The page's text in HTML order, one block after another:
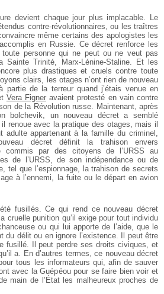
devient chaque jour plus implacable. Le
contre-révolutionnaires, ou les traîtres
même certains des apologistes les
en Russie. Ce décret renforce les
personne qui ne peut ou ne veut pas
Sainte Trinité, Marx-Lénine-Staline. Et les
plus drastiques et cruels contre toute
clairs, les otages n’ont rien de nouveau
partie de la terreur quand j’étais venue en
Vera Figner avaient protesté en vain contre
de la Révolution russe. Maintenant, après
bolchevik, un nouveau décret a semblé
renoue avec la pratique des otages, mais il
adulte appartenant à la famille du criminel,
décret définit la trahison envers
commis par des citoyens de l’URSS au
de l’URSS, de son indépendance ou de
tel que l’espionnage, la trahison de secrets
à l’ennemi, la fuite ou le départ en avion
fusillés. Ce qui rend ce nouveau décret
cruelle punition qu’il exige pour tout individu
ou qui lui apporte de l’aide, que le
du délit ou en ignore l’existence. Il peut être
fusillé. Il peut perdre ses droits civiques, et
a. En d’autres termes, ce nouveau décret
tous les informateurs qui, afin de sauver
avec la Guépéou pour se faire bien voir et
main de l’État les malheureux proches de